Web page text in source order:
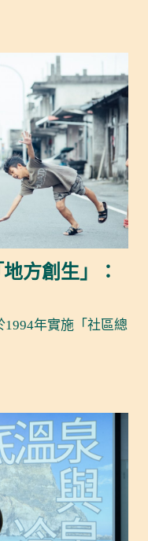
方創生」：
年實施「社區總